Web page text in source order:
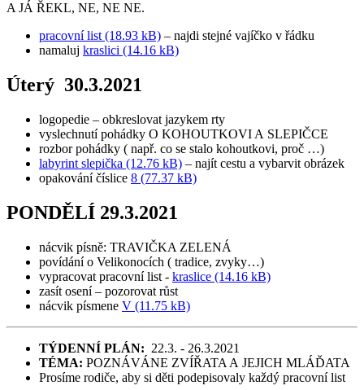
A JÁ ŘEKL, NE, NE NE.
pracovní list (18.93 kB) – najdi stejné vajíčko v řádku
namaluj kraslici (14.16 kB)
Úterý 30.3.2021
logopedie – obkreslovat jazykem rty
vyslechnutí pohádky O KOHOUTKOVI A SLEPIČCE
rozbor pohádky ( např. co se stalo kohoutkovi, proč …)
labyrint slepička (12.76 kB) – najít cestu a vybarvit obrázek
opakování číslice 8 (77.37 kB)
PONDĚLÍ 29.3.2021
nácvik písně: TRAVIČKA ZELENÁ
povídání o Velikonocích ( tradice, zvyky…)
vypracovat pracovní list - kraslice (14.16 kB)
zasít osení – pozorovat růst
nácvik písmene V (11.75 kB)
TÝDENNÍ PLÁN: 22.3. - 26.3.2021
TÉMA: POZNÁVÁNE ZVÍŘATA A JEJICH MLÁĎATA
Prosíme rodiče, aby si děti podepisovaly každý pracovní list